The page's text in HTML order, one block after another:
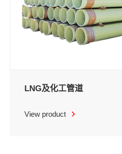
LNG及化工管道
View product